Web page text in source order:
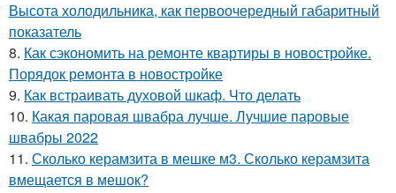
Высота холодильника, как первоочередный габаритный
показатель
8. Как сэкономить на ремонте квартиры в новостройке.
Порядок ремонта в новостройке
9. Как встраивать духовой шкаф. Что делать
10. Какая паровая швабра лучше. Лучшие паровые
швабры 2022
11. Сколько керамзита в мешке м3. Сколько керамзита
вмещается в мешок?